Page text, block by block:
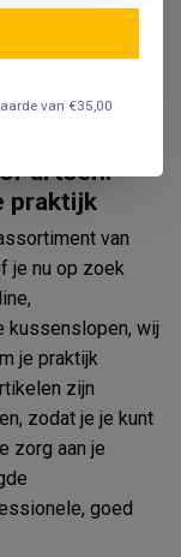
artsen:
praktijk
van
je nu op zoek
kussenslopen, wij
je praktijk
zijn
zodat je je kunt
zorg aan je
goed
van €35,00